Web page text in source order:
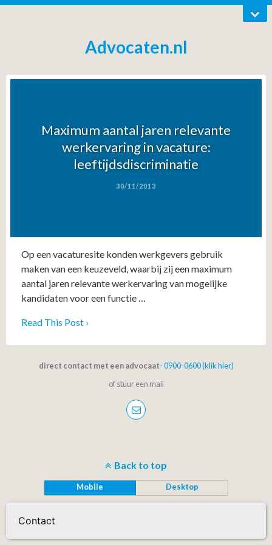
Advocaten.nl
Maximum aantal jaren relevante
werkervaring in vacature:
leeftijdsdiscriminatie
30/11/2013
Op een vacaturesite konden werkgevers gebruik
maken van een keuzeveld, waarbij zij een maximum
aantal jaren relevante werkervaring van mogelijke
kandidaten voor een functie …
Read This Post ›
direct contact met een advocaat- 0900-0600 (klik hier)
of stuur een mail
Back to top
Mobile Desktop
Contact